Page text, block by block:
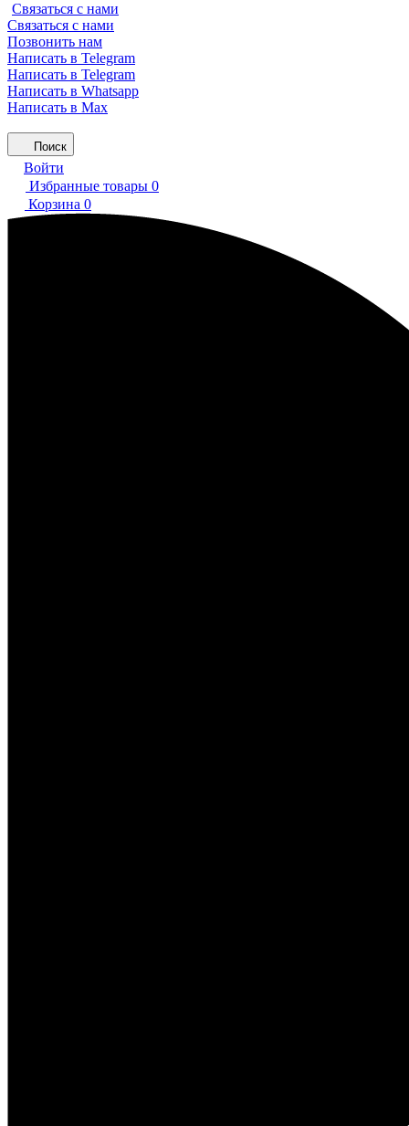
Связаться с нами
Связаться с нами
Позвонить нам
Написать в Telegram
Написать в Telegram
Написать в Whatsapp
Написать в Max
Поиск
Войти
Избранные товары 0
Корзина 0